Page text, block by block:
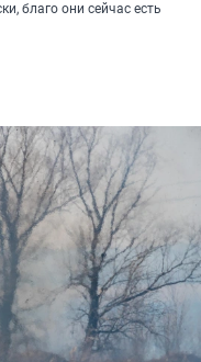
благо они сейчас есть